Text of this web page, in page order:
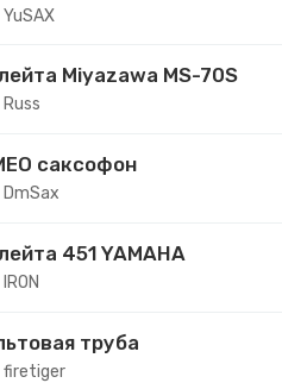
YuSAX
Miyazawa MS-70S
Russ
саксофон
DmSax
451 YAMAHA
IRON
труба
firetiger